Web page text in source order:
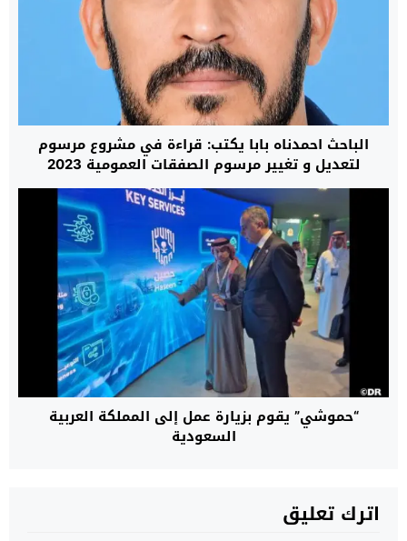
الباحث احمدناه بابا يكتب: قراءة في مشروع مرسوم
لتعديل و تغيير مرسوم الصفقات العمومية 2023
“حموشي” يقوم بزيارة عمل إلى المملكة العربية
السعودية
اترك تعليق